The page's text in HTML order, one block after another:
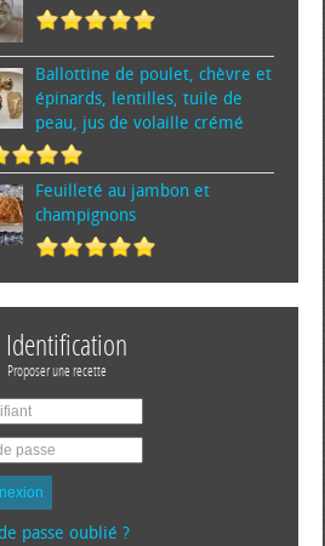
Ballottine de poulet, chèvre et
épinards, lentilles, tuile de
peau, jus de volaille crémé
Feuilleté au jambon et
champignons
Identification
Proposer une recette
passe oublié ?